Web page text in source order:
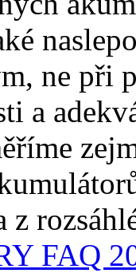
ne při
a
z
FAQ